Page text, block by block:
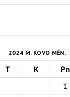
2024 M. KOVO MĖN.
T K Pn
1